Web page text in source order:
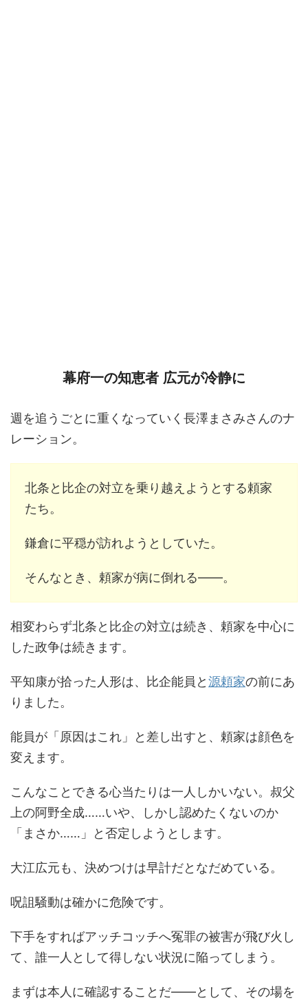
幕府一の知恵者 広元が冷静に
週を追うごとに重くなっていく長澤まさみさんのナ
レーション。
北条と比企の対立を乗り越えようとする頼家
たち。
鎌倉に平穏が訪れようとしていた。
そんなとき、頼家が病に倒れる――。
相変わらず北条と比企の対立は続き、頼家を中心に
した政争は続きます。
平知康が拾った人形は、比企能員と源頼家の前にあ
りました。
能員が「原因はこれ」と差し出すと、頼家は顔色を
変えます。
こんなことできる心当たりは一人しかいない。叔父
上の阿野全成……いや、しかし認めたくないのか
「まさか……」と否定しようとします。
大江広元も、決めつけは早計だとなだめている。
呪詛騒動は確かに危険です。
下手をすればアッチコッチへ冤罪の被害が飛び火し
て、誰一人として得しない状況に陥ってしまう。
まずは本人に確認することだ――として、その場を